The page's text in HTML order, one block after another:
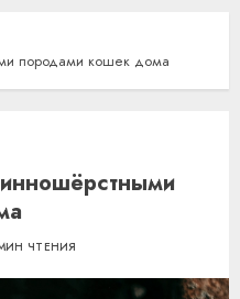
породами кошек дома
ЧТЕНИЯ